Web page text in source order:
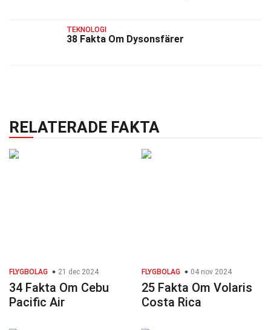
TEKNOLOGI
38 Fakta Om Dysonsfärer
RELATERADE FAKTA
FLYGBOLAG 21 dec 2024
34 Fakta Om Cebu
Pacific Air
FLYGBOLAG 04 nov 2024
25 Fakta Om Volaris
Costa Rica